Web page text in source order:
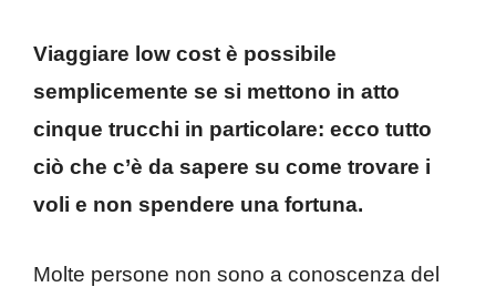
Viaggiare low cost è possibile
semplicemente se si mettono in atto
cinque trucchi in particolare: ecco tutto
ciò che c’è da sapere su come trovare i
voli e non spendere una fortuna.
Molte persone non sono a conoscenza del